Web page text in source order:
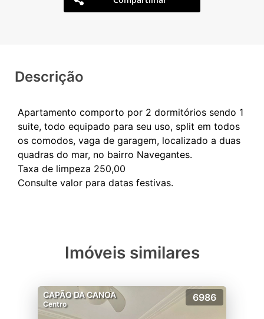
Descrição
Apartamento comporto por 2 dormitórios sendo 1
suite, todo equipado para seu uso, split em todos
os comodos, vaga de garagem, localizado a duas
quadras do mar, no bairro Navegantes.
Taxa de limpeza 250,00
Imóveis similares
CAPÃO DA CANOA
Centro
6986